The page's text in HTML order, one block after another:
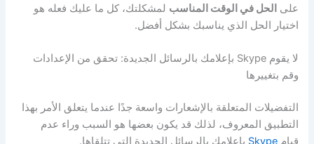
على الحل في الوقت المناسب لمشكلتك، كل ما عليك فعله هو
اختيار الحل الذي يناسبك بشكل أفضل.
لا يقوم Skype بإعلامك بالرسائل الجديدة: تحقق من الإعدادات
وقم بتغييرها
التفضيلات المتعلقة بالإشعارات واسعة جدًا عندما يتعلق الأمر بهذا
التطبيق المعروف، لذلك قد يكون بعضها هو السبب وراء عدم
قيامSkype بإعلامك بالرسائل الجديدة التي تتلقاها.